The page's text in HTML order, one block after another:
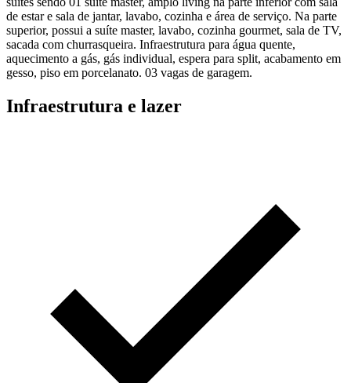
de estar e sala de jantar, lavabo, cozinha e área de serviço. Na parte
superior, possui a suíte master, lavabo, cozinha gourmet, sala de TV,
sacada com churrasqueira. Infraestrutura para água quente,
aquecimento a gás, gás individual, espera para split, acabamento em
gesso, piso em porcelanato. 03 vagas de garagem.
Infraestrutura e lazer